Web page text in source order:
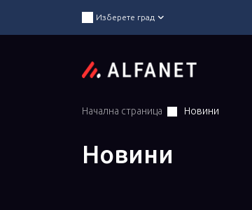
Изберете град
Начална страница Новини
Новини